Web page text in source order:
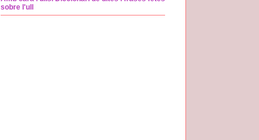
sobre l'ull